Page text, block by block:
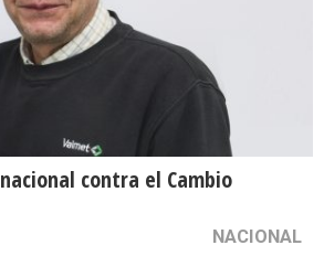
contra el Cambio
NACIONAL